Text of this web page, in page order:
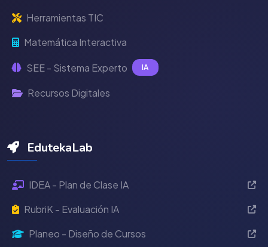
Herramientas TIC
Matemática Interactiva
SEE - Sistema Experto IA
Recursos Digitales
EdutekaLab
IDEA - Plan de Clase IA
RubriK - Evaluación IA
Planeo - Diseño de Cursos